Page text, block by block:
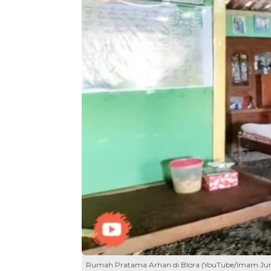
Rumah Pratama Arhan di Blora (YouTube/Imam